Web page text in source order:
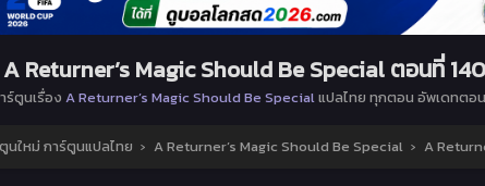
A Returner’s Magic Should Be Special ตอนที่ 140
ร์ตูนเรื่อง A Returner’s Magic Should Be Specialแปลไทย ทุกตอน อัพเดทตอ
นใหม่ การ์ตูนแปลไทย › A Returner’s Magic Should Be Special › A